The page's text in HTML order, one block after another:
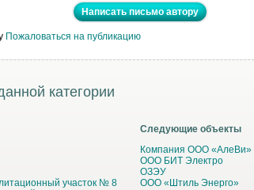
Написать письмо автору
Пожаловаться на публикацию
категории
участок № 8
Следующие объекты
Компания ООО «АлеВи»
ООО БИТ Электро
ОЗЭУ
ООО «Штиль Энерго»